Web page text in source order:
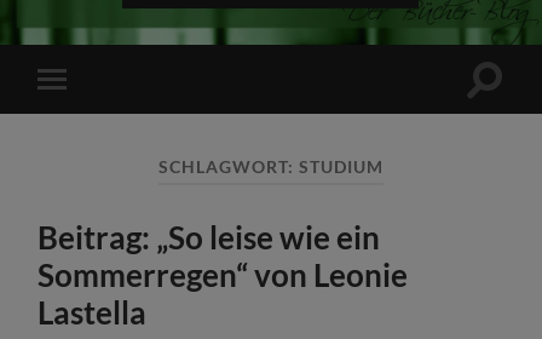
Mobile-
Menü
SCHLAGWORT: STUDIUM
Beitrag: „So leise wie ein
Sommerregen“ von Leonie
Lastella